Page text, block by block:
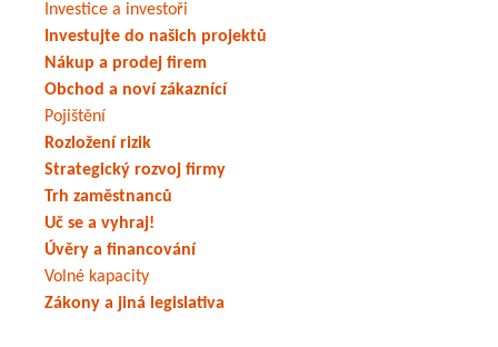
Investice a investoři
Investujte do našich projektů
Nákup a prodej firem
Obchod a noví zákaznící
Pojištění
Rozložení rizik
Strategický rozvoj firmy
Trh zaměstnanců
Uč se a vyhraj!
Úvěry a financování
Volné kapacity
Zákony a jiná legislativa